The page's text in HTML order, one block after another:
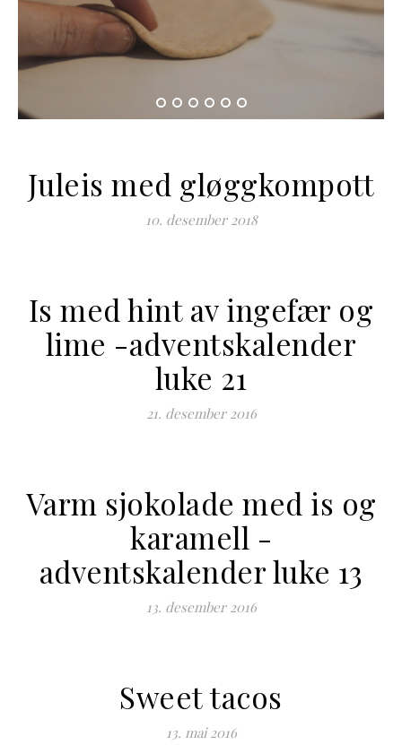
Juleis med gløggkompott
10. desember 2018
Is med hint av ingefær og
lime -adventskalender
luke 21
21. desember 2016
Varm sjokolade med is og
karamell -
adventskalender luke 13
13. desember 2016
Sweet tacos
13. mai 2016